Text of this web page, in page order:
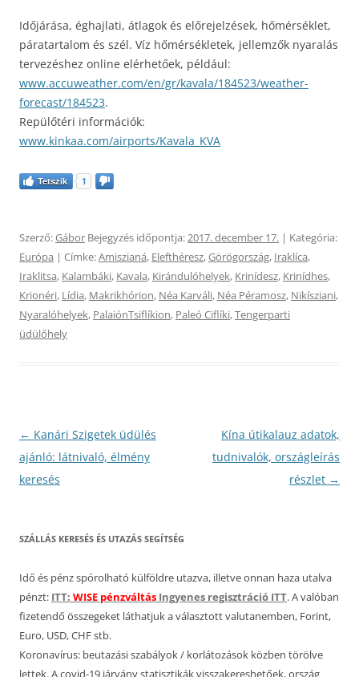
Időjárása, éghajlati, átlagok és előrejelzések, hőmérséklet,
páratartalom és szél. Víz hőmérsékletek, jellemzők nyaralás
tervezéshez online elérhetőek, például:
www.accuweather.com/en/gr/kavala/184523/weather-
forecast/184523.
Repülőtéri információk:
www.kinkaa.com/airports/Kavala_KVA
Tetszik 1
Szerző:Gábor Bejegyzés időpontja:2017. december 17. | Kategória:
Európa | Címke:Amiszianá, Elefthéresz,Görögország, Iraklíca,
Iraklitsa, Kalambáki, Kavala, Kirándulóhelyek, Krinídesz, Krinídhes,
Krionéri, Lídia, Makrikhórion, Néa Karváli, Néa Péramosz, Nikísziani,
Nyaralóhelyek, PalaiónTsiflíkion, Paleó Ciflíki,Tengerparti
üdülőhely
Bejegyzés
navigáció
← Kanári Szigetek üdülés
ajánló: látnivaló, élmény
keresés
Kína útikalauz adatok,
tudnivalók, országleírás
részlet →
SZÁLLÁS KERESÉS ÉS UTAZÁS SEGÍTSÉG
Idő és pénz spórolható külföldre utazva, illetve onnan haza utalva
pénzt: ITT: WISE pénzváltás Ingyenes regisztráció ITT. A valóban
fizetendő összegeket láthatjuk a választott valutanemben, Forint,
Euro, USD, CHF stb.
Koronavírus: beutazási szabályok / korlátozások közben törölve
lettek. A covid-19 járvány statisztikák visszakereshetőek, ország